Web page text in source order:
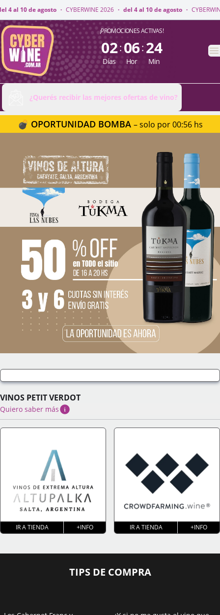
2026 · del 4 al 10 de agosto · CYBERWINE 2026 · del 4 al 10 de
CyberWine ¡PROMOCIONES ACTIVAS!
02
Días
: 06
Hor
: 24
Min
¿Querés recibir las mejores ofertas de vino?
💣 OPORTUNIDAD BOMBA – solo por 00:56 hs
VINOS PETIT VERDOT
Quiero saber más
IR A TIENDA +INFO IR A TIENDA +INFO
TIPS DE COMPRA